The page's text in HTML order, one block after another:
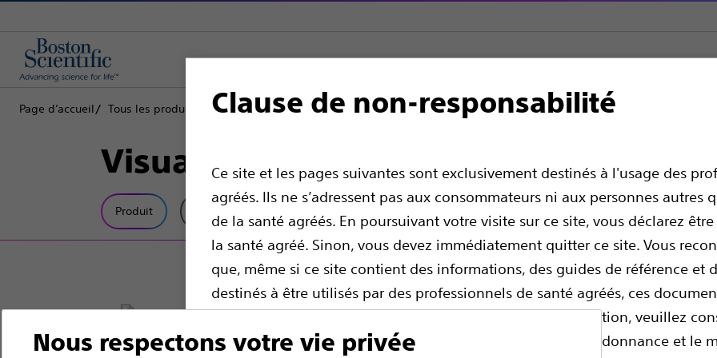
Clause de non-responsabilité
Ce site et les pages suivantes sont exclusivement destinés à l'usage des
agréés. Ils ne s’adressent pas aux consommateurs ni aux personnes autres
de la santé agréés. En poursuivant votre visite sur ce site, vous déclarez
la santé agréé. Sinon, vous devez immédiatement quitter ce site. Vous
que, même si ce site contient des informations, des guides de référence et
destinés à être utilisés par des professionnels de santé agréés, ces
offrir des conseils médicaux de professionnel. Avant utilisation, veuillez
dispositif pour obtenir des renseignements en matière d’ordonnance et le
Page d’accueil Tous les produits Oncologie interventionnelle Ablation Cryoablation Visual-ICE™ MRI
Visual-ICE™ MRI
Produit
Nous respectons votre vie privée